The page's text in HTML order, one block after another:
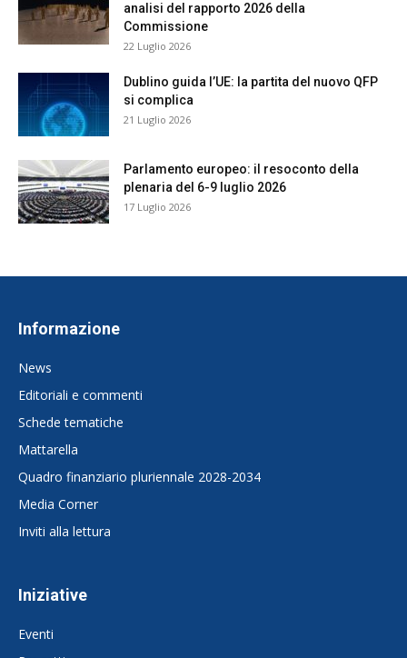
analisi del rapporto 2026 della
Commissione
22 Luglio 2026
Dublino guida l’UE: la partita del nuovo QFP
si complica
21 Luglio 2026
Parlamento europeo: il resoconto della
plenaria del 6-9 luglio 2026
17 Luglio 2026
Informazione
News
Editoriali e commenti
Schede tematiche
Mattarella
Quadro finanziario pluriennale 2028-2034
Media Corner
Inviti alla lettura
Iniziative
Eventi